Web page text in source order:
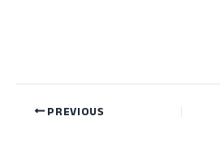
PREVIOUS